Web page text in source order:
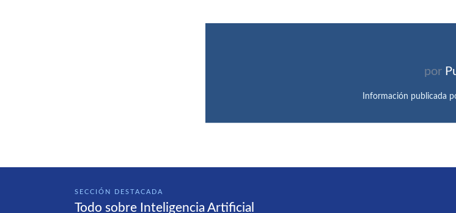
por
Información publicada
SECCIÓN DESTACADA
Todo sobre Inteligencia Artificial